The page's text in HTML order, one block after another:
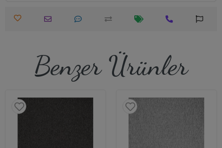
Benzer Ürünler